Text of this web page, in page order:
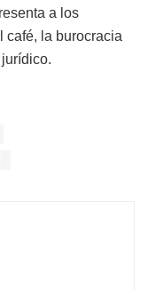
a los
café, la burocracia